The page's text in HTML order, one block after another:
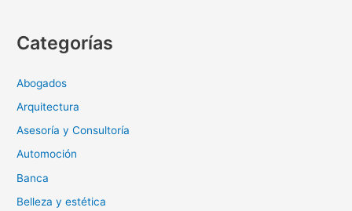
Categorías
Abogados
Arquitectura
Asesoría y Consultoría
Automoción
Banca
Belleza y estética